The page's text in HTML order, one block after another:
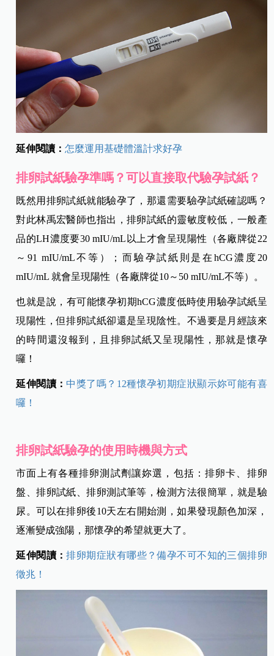
延伸閱讀：怎麼運用基礎體溫計求好孕
排卵試紙驗孕準嗎？可以直接取代驗孕試紙？
既然用排卵試紙就能驗孕了，那還需要驗孕試紙確認嗎？
對此林禹宏醫師也指出，排卵試紙的靈敏度較低，一般產
品的LH濃度要30 mIU/mL以上才會呈現陽性（各廠牌從22
～91 mIU/mL不等）；而驗孕試紙則是在hCG濃度20
mIU/mL 就會呈現陽性（各廠牌從10～50 mIU/mL不等）。
也就是說，有可能懷孕初期hCG濃度低時使用驗孕試紙呈
現陽性，但排卵試紙卻還是呈現陰性。不過要是月經該來
的時間還沒報到，且排卵試紙又呈現陽性，那就是懷孕
囉！
延伸閱讀： 中獎了嗎？12種懷孕初期症狀顯示妳可能有喜
囉！
排卵試紙驗孕的使用時機與方式
市面上有各種排卵測試劑讓妳選，包括：排卵卡、排卵
盤、排卵試紙、排卵測試筆等，檢測方法很簡單，就是驗
尿。可以在排卵後10天左右開始測，如果發現顏色加深，
逐漸變成強陽，那懷孕的希望就更大了。
延伸閱讀：排卵期症狀有哪些？備孕不可不知的三個排卵
徵兆！